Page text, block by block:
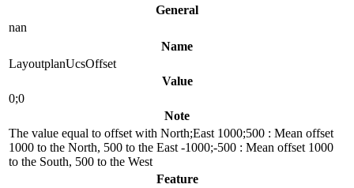
General
nan
Name
LayoutplanUcsOffset
Value
0;0
Note
The value equal to offset with North;East 1000;500 : Mean offset
1000 to the North, 500 to the East -1000;-500 : Mean offset 1000
to the South, 500 to the West
Feature